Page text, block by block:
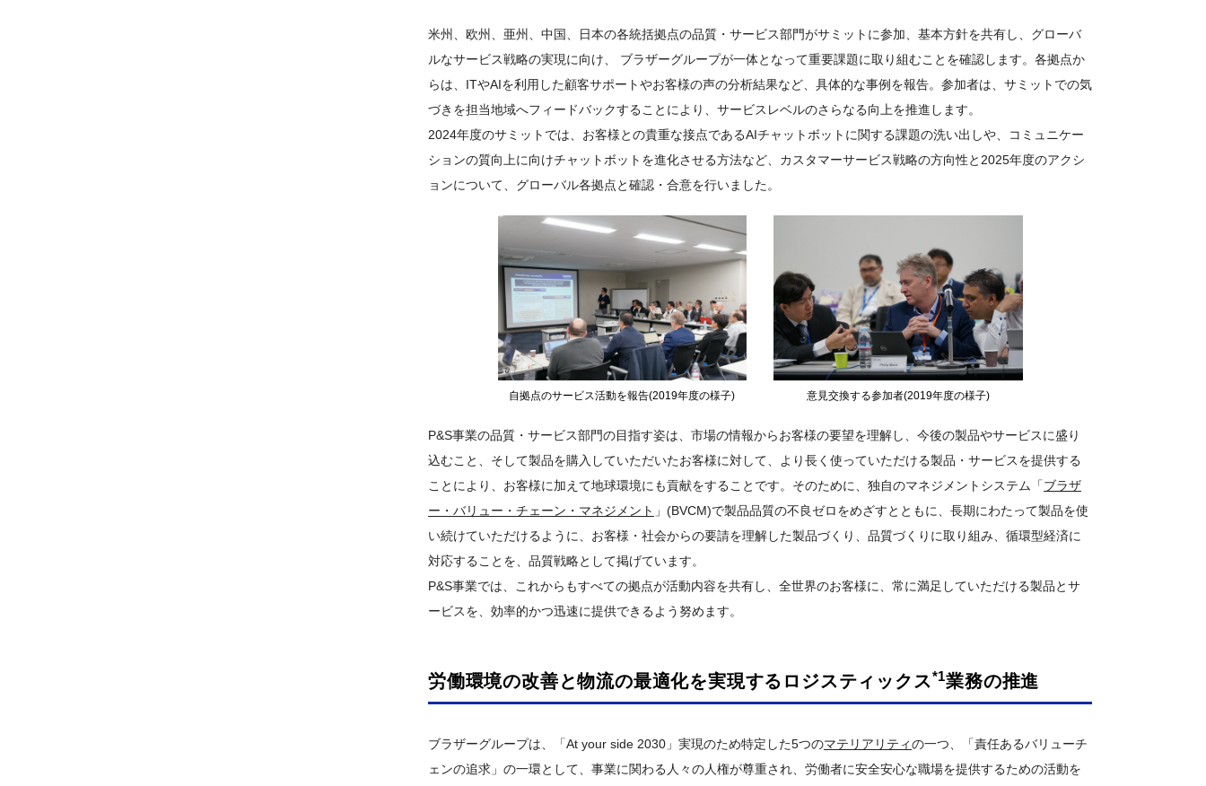
米州、欧州、亜州、中国、日本の各統括拠点の品質・サービス部門がサミットに参加、基本方針を共有し、グローバ
ルなサービス戦略の実現に向け、 ブラザーグループが一体となって重要課題に取り組むことを確認します。各拠点か
らは、ITやAIを利用した顧客サポートやお客様の声の分析結果など、具体的な事例を報告。参加者は、サミットでの気
づきを担当地域へフィードバックすることにより、サービスレベルのさらなる向上を推進します。
2024年度のサミットでは、お客様との貴重な接点であるAIチャットボットに関する課題の洗い出しや、コミュニケー
ションの質向上に向けチャットボットを進化させる方法など、カスタマーサービス戦略の方向性と2025年度のアクシ
ョンについて、グローバル各拠点と確認・合意を行いました。
自拠点のサービス活動を報告(2019年度の様子) 意見交換する参加者(2019年度の様子)
P&S事業の品質・サービス部門の目指す姿は、市場の情報からお客様の要望を理解し、今後の製品やサービスに盛り
込むこと、そして製品を購入していただいたお客様に対して、より長く使っていただける製品・サービスを提供する
ことにより、お客様に加えて地球環境にも貢献をすることです。そのために、独自のマネジメントシステム「ブラザ
ー・バリュー・チェーン・マネジメント 」(BVCM)で製品品質の不良ゼロをめざすとともに、長期にわたって製品を使
い続けていただけるように、お客様・社会からの要請を理解した製品づくり、品質づくりに取り組み、循環型経済に
対応することを、品質戦略として掲げています。
P&S事業では、これからもすべての拠点が活動内容を共有し、全世界のお客様に、常に満足していただける製品とサ
ービスを、効率的かつ迅速に提供できるよう努めます。
労働環境の改善と物流の最適化を実現するロジスティックス*1業務の推進
ブラザーグループは、「At your side 2030」実現のため特定した5つのマテリアリティの一つ、「責任あるバリューチ
ェンの追求」の一環として、事業に関わる人々の人権が尊重され、労働者に安全安心な職場を提供するための活動を